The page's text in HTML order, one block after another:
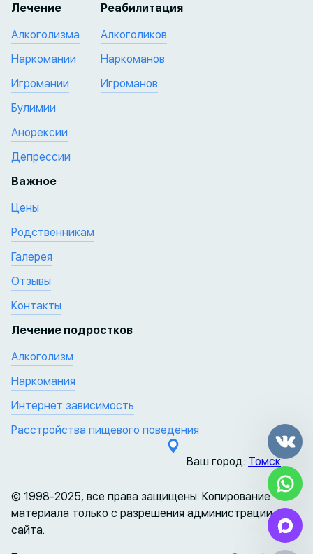
Лечение
Алкоголизма
Наркомании
Игромании
Булимии
Анорексии
Депрессии
Реабилитация
Алкоголиков
Наркоманов
Игроманов
Важное
Цены
Родственникам
Галерея
Отзывы
Контакты
Лечение подростков
Алкоголизм
Наркомания
Интернет зависимость
Расстройства пищевого поведения
Ваш город: Томск
© 1998-2025, все права защищены. Копирование
материала только с разрешения администрации
сайта.